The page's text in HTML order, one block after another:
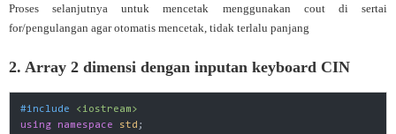
Proses selanjutnya untuk mencetak menggunakan cout di sertai
for/pengulangan agar otomatis mencetak, tidak terlalu panjang
2. Array 2 dimensi dengan inputan keyboard CIN
#include
<iostream>
using
namespace std